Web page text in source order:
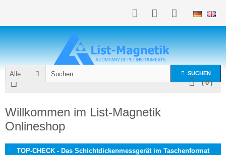
Alle SUCHEN
( 0 )
Willkommen im List-Magnetik
Onlineshop
TOP-CHECK - Das Schichtdickenmessgerät im Taschenformat